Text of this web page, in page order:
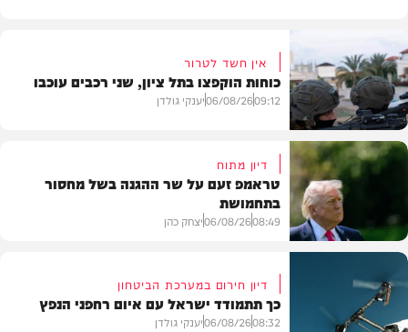
חדשות
אין חשד לטרור
כוחות הוקפצו בתל ציון, שני רכבים עוכבו
09:12
06/08/26יענקי גולדן
חדשות
דיון מתוח
טראמפ זעם על שר ההגנה בשל מחסור
בתחמושת
08:49
06/08/26יצחק כהן
דיון חירום במערכת הביטחון
כך תתמודד ישראל עם איום רחפני הנפץ
08:32
06/08/26יענקי גולדן